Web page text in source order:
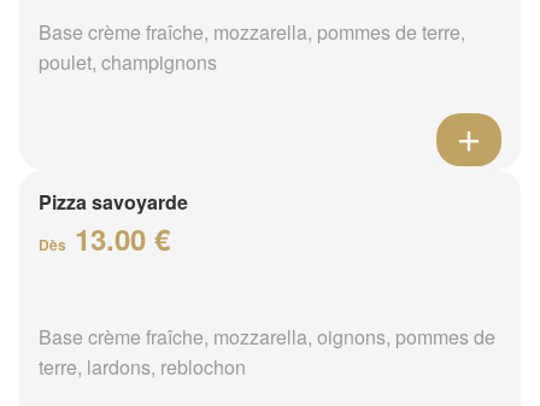
Base crème fraîche, mozzarella, pommes de terre,
poulet, champignons
Pizza savoyarde
Dès 13.00 €
Base crème fraîche, mozzarella, oignons, pommes de
terre, lardons, reblochon